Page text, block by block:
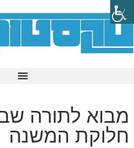
מבוא לתורה
חלוקת המשנה